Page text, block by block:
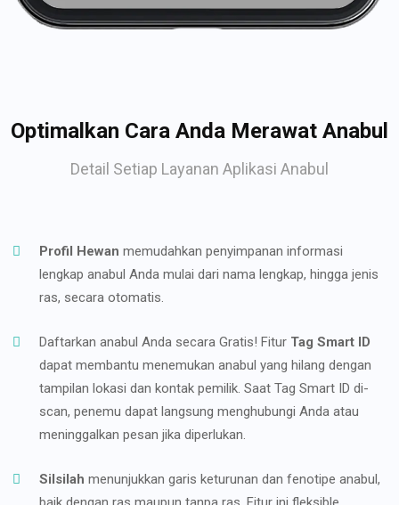
Optimalkan Cara Anda Merawat Anabul
Detail Setiap Layanan Aplikasi Anabul
Profil Hewan memudahkan penyimpanan informasi
lengkap anabul Anda mulai dari nama lengkap, hingga jenis
ras, secara otomatis.
Daftarkan anabul Anda secara Gratis! Fitur Tag Smart ID
dapat membantu menemukan anabul yang hilang dengan
tampilan lokasi dan kontak pemilik. Saat Tag Smart ID di-
scan, penemu dapat langsung menghubungi Anda atau
meninggalkan pesan jika diperlukan.
Silsilah menunjukkan garis keturunan dan fenotipe anabul,